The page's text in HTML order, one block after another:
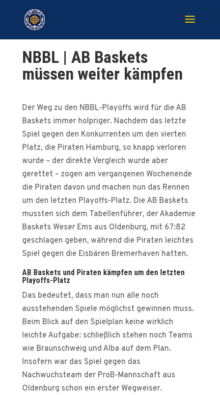
NBBL | AB Baskets
müssen weiter kämpfen
Der Weg zu den NBBL-Playoffs wird für die AB
Baskets immer holpriger. Nachdem das letzte
Spiel gegen den Konkurrenten um den vierten
Platz, die Piraten Hamburg, so knapp verloren
wurde – der direkte Vergleich wurde aber
gerettet – zogen am vergangenen Wochenende
die Piraten davon und machen nun das Rennen
um den letzten Playoffs-Platz. Die AB Baskets
mussten sich dem Tabellenführer, der Akademie
Baskets Weser Ems aus Oldenburg, mit 67:82
geschlagen geben, während die Piraten leichtes
Spiel gegen die Eisbären Bremerhaven hatten.
AB Baskets und Piraten kämpfen um den letzten
Playoffs-Platz
Das bedeutet, dass man nun alle noch
ausstehenden Spiele möglichst gewinnen muss.
Beim Blick auf den Spielplan keine wirklich
leichte Aufgabe: schließlich stehen noch Teams
wie Braunschweig und Alba auf dem Plan.
Insofern war das Spiel gegen das
Nachwuchsteam der ProB-Mannschaft aus
Oldenburg schon ein erster Wegweiser.